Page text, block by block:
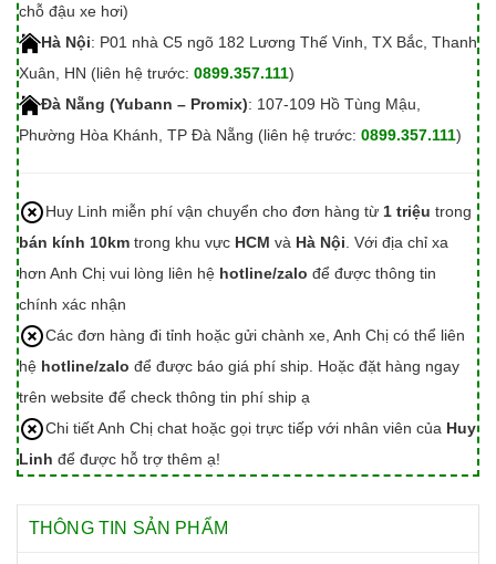
chỗ đậu xe hơi)
Hà Nội: P01 nhà C5 ngõ 182 Lương Thế Vinh, TX Bắc, Thanh
Xuân, HN (liên hệ trước: 0899.357.111)
Đà Nẵng (Yubann – Promix): 107-109 Hồ Tùng Mậu,
Phường Hòa Khánh, TP Đà Nẵng (liên hệ trước: 0899.357.111)
Huy Linh miễn phí vận chuyển cho đơn hàng từ 1 triệu trong
bán kính 10km trong khu vực HCM và Hà Nội . Với địa chỉ xa
hơn Anh Chị vui lòng liên hệ hotline/zalo để được thông tin
chính xác nhận
Các đơn hàng đi tỉnh hoặc gửi chành xe, Anh Chị có thể liên
hệ hotline/zalo để được báo giá phí ship. Hoặc đặt hàng ngay
trên website để check thông tin phí ship ạ
Chi tiết Anh Chị chat hoặc gọi trực tiếp với nhân viên của Huy
Linh để được hỗ trợ thêm ạ!
THÔNG TIN SẢN PHẨM